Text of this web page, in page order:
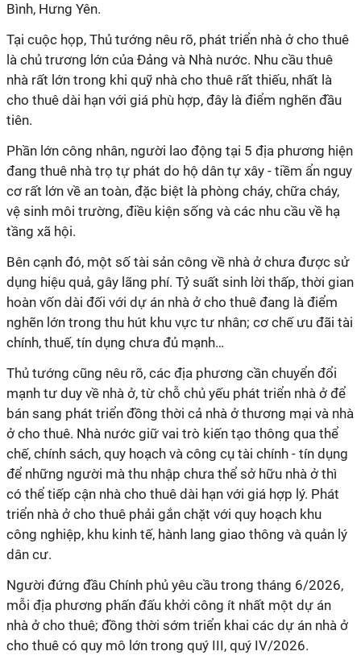
Bình, Hưng Yên.
Tại cuộc họp, Thủ tướng nêu rõ, phát triển nhà ở cho thuê
là chủ trương lớn của Đảng và Nhà nước. Nhu cầu thuê
nhà rất lớn trong khi quỹ nhà cho thuê rất thiếu, nhất là
cho thuê dài hạn với giá phù hợp, đây là điểm nghẽn đầu
tiên.
Phần lớn công nhân, người lao động tại 5 địa phương hiện
đang thuê nhà trọ tự phát do hộ dân tự xây - tiềm ẩn nguy
cơ rất lớn về an toàn, đặc biệt là phòng cháy, chữa cháy,
vệ sinh môi trường, điều kiện sống và các nhu cầu về hạ
tầng xã hội.
Bên cạnh đó, một số tài sản công về nhà ở chưa được sử
dụng hiệu quả, gây lãng phí. Tỷ suất sinh lời thấp, thời gian
hoàn vốn dài đối với dự án nhà ở cho thuê đang là điểm
nghẽn lớn trong thu hút khu vực tư nhân; cơ chế ưu đãi tài
chính, thuế, tín dụng chưa đủ mạnh…
Thủ tướng cũng nêu rõ, các địa phương cần chuyển đổi
mạnh tư duy về nhà ở, từ chỗ chủ yếu phát triển nhà ở để
bán sang phát triển đồng thời cả nhà ở thương mại và nhà
ở cho thuê. Nhà nước giữ vai trò kiến tạo thông qua thể
chế, chính sách, quy hoạch và công cụ tài chính - tín dụng
để những người mà thu nhập chưa thể sở hữu nhà ở thì
có thể tiếp cận nhà cho thuê dài hạn với giá hợp lý. Phát
triển nhà ở cho thuê phải gắn chặt với quy hoạch khu
công nghiệp, khu kinh tế, hành lang giao thông và quản lý
dân cư.
Người đứng đầu Chính phủ yêu cầu trong tháng 6/2026,
mỗi địa phương phấn đấu khởi công ít nhất một dự án
nhà ở cho thuê; đồng thời sớm triển khai các dự án nhà ở
cho thuê có quy mô lớn trong quý III, quý IV/2026.